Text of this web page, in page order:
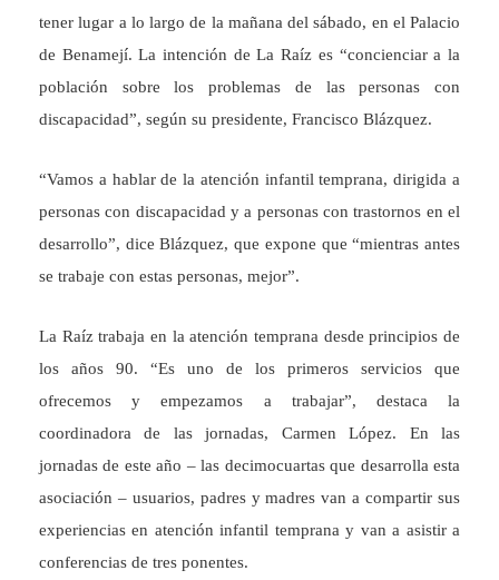
tener lugar a lo largo de la mañana del sábado, en el Palacio
de Benamejí. La intención de La Raíz es “concienciar a la
población sobre los problemas de las personas con
discapacidad”, según su presidente, Francisco Blázquez.
“Vamos a hablar de la atención infantil temprana, dirigida a
personas con discapacidad y a personas con trastornos en el
desarrollo”, dice Blázquez, que expone que “mientras antes
se trabaje con estas personas, mejor”.
La Raíz trabaja en la atención temprana desde principios de
los años 90. “Es uno de los primeros servicios que
ofrecemos y empezamos a trabajar”, destaca la
coordinadora de las jornadas, Carmen López. En las
jornadas de este año – las decimocuartas que desarrolla esta
asociación – usuarios, padres y madres van a compartir sus
experiencias en atención infantil temprana y van a asistir a
conferencias de tres ponentes.